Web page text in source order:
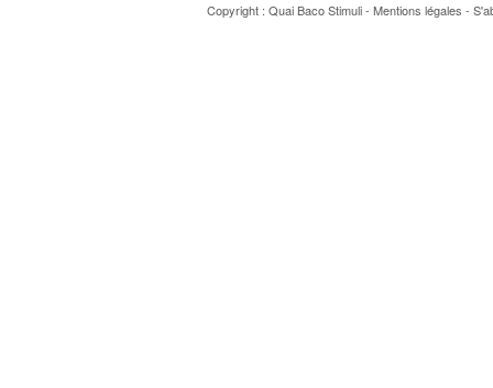
Copyright : Quai BacoStimuli- Mentions légales -